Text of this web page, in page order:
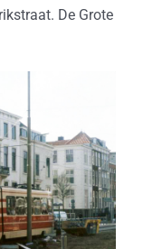
De Grote